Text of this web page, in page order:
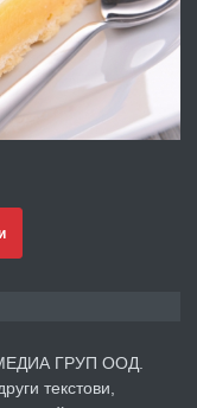
преди 2 дни
под наем в кв.
преди 3 дни
ГРУП ООД.
текстови,